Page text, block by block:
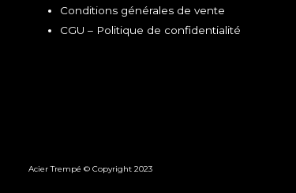
Conditions générales de vente
CGU – Politique de confidentialité
Acier Trempé © Copyright 2023